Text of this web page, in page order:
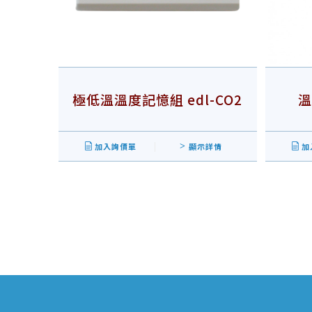
極低溫溫度記憶組 edl-CO2
加入詢價單 顯示詳情 加